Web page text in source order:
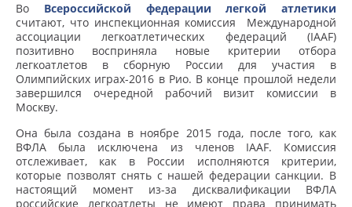
Во Всероссийской федерации легкой атлетики
считают, что инспекционная комиссия Международной
ассоциации легкоатлетических федераций (IAAF)
позитивно восприняла новые критерии отбора
легкоатлетов в сборную России для участия в
Олимпийских играх-2016 в Рио. В конце прошлой недели
завершился очередной рабочий визит комиссии в
Москву.
Она была создана в ноябре 2015 года, после того, как
ВФЛА была исключена из членов IAAF. Комиссия
отслеживает, как в России исполняются критерии,
которые позволят снять с нашей федерации санкции. В
настоящий момент из-за дисквалификации ВФЛА
российские легкоатлеты не имеют права принимать